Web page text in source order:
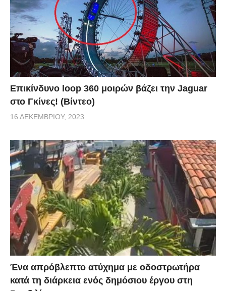
Επικίνδυνο loop 360 μοιρών βάζει την Jaguar
στο Γκίνες! (Βίντεο)
16 ΔΕΚΕΜΒΡΊΟΥ, 2023
Ένα απρόβλεπτο ατύχημα με οδοστρωτήρα
κατά τη διάρκεια ενός δημόσιου έργου στη